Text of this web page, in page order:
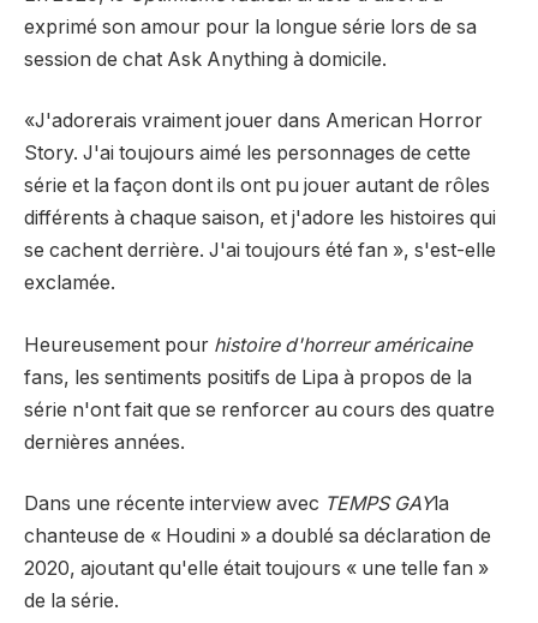
exprimé son amour pour la longue série lors de sa
session de chat Ask Anything à domicile.
«J'adorerais vraiment jouer dans American Horror
Story. J'ai toujours aimé les personnages de cette
série et la façon dont ils ont pu jouer autant de rôles
différents à chaque saison, et j'adore les histoires qui
se cachent derrière. J'ai toujours été fan », s'est-elle
exclamée.
Heureusement pour histoire d'horreur américaine
fans, les sentiments positifs de Lipa à propos de la
série n'ont fait que se renforcer au cours des quatre
dernières années.
Dans une récente interview avec TEMPS GAYla
chanteuse de « Houdini » a doublé sa déclaration de
2020, ajoutant qu'elle était toujours « une telle fan »
de la série.